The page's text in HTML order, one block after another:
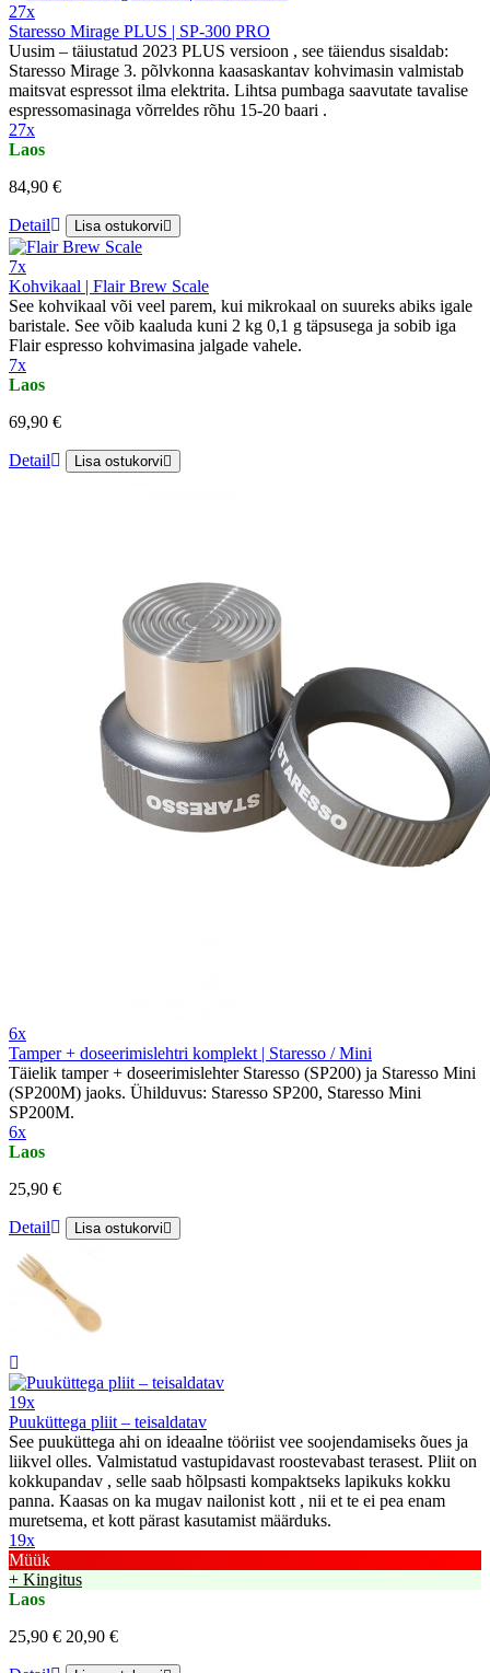
27x
Staresso Mirage PLUS | SP-300 PRO
Uusim – täiustatud 2023 PLUS versioon , see täiendus sisaldab:
Staresso Mirage 3. põlvkonna kaasaskantav kohvimasin valmistab
maitsvat espressot ilma elektrita. Lihtsa pumbaga saavutate tavalise
espressomasinaga võrreldes rõhu 15-20 baari .
27x
Laos
84,90 €
Detail Lisa ostukorvi
7x
Kohvikaal | Flair Brew Scale
See kohvikaal või veel parem, kui mikrokaal on suureks abiks igale
baristale. See võib kaaluda kuni 2 kg 0,1 g täpsusega ja sobib iga
Flair espresso kohvimasina jalgade vahele.
7x
Laos
69,90 €
Detail Lisa ostukorvi
6x
Tamper + doseerimislehtri komplekt | Staresso / Mini
Täielik tamper + doseerimislehter Staresso (SP200) ja Staresso Mini
(SP200M) jaoks. Ühilduvus: Staresso SP200, Staresso Mini
SP200M.
6x
Laos
25,90 €
Detail Lisa ostukorvi
19x
Puuküttega pliit – teisaldatav
See puuküttega ahi on ideaalne tööriist vee soojendamiseks õues ja
liikvel olles. Valmistatud vastupidavast roostevabast terasest. Pliit on
kokkupandav , selle saab hõlpsasti kompaktseks lapikuks kokku
panna. Kaasas on ka mugav nailonist kott , nii et te ei pea enam
muretsema, et kott pärast kasutamist määrduks.
19x
Müük
+ Kingitus
Laos
25,90 € 20,90 €